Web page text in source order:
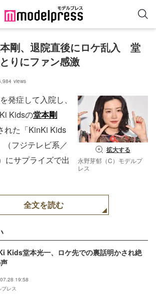
剛、退院直後にロケ乱入　堂
りにファン感激
views
拡大する
永野芽郁（C）モデルプ
レス
発症して入院し、
Kidsの堂本剛
れた「KinKi Kids
フジテレビ系／
にサプライズで出
全文を読む
Kids堂本光一、ロケ先での裏話明かされ絶
19:58
レス